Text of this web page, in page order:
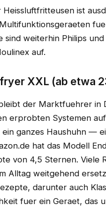
ist
sind weiterhin Philips
auf.
XXL (ab etwa
der Marktfuehrer in
erprobten Systemen
ganzes Haushuhn —
hat das Modell
von 4,5 Sternen. Viele
Alltag weitgehend
darunter auch
fuer ein Geraet, das